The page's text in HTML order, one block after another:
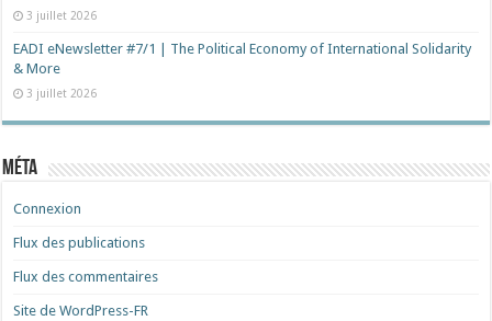
3 juillet 2026
EADI eNewsletter #7/1 | The Political Economy of International Solidarity
& More
3 juillet 2026
Méta
Connexion
Flux des publications
Flux des commentaires
Site de WordPress-FR